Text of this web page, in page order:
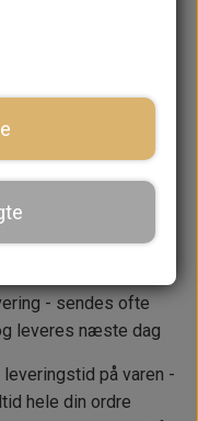
KURV
kundeservice
- sendes ofte
leveres næste dag
leveringstid på varen -
hele din ordre